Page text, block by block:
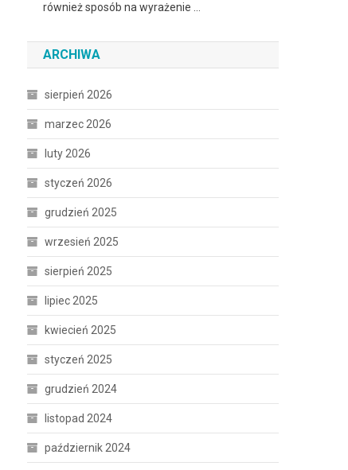
również sposób na wyrażenie …
ARCHIWA
sierpień 2026
marzec 2026
luty 2026
styczeń 2026
grudzień 2025
wrzesień 2025
sierpień 2025
lipiec 2025
kwiecień 2025
styczeń 2025
grudzień 2024
listopad 2024
październik 2024